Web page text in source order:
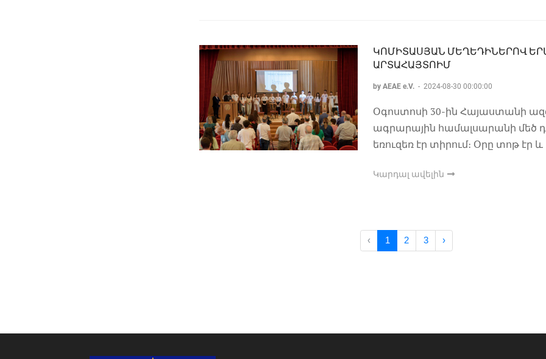
ԿՈՄԻՏԱՍՅԱՆ ՄԵՂԵԴԻՆԵՐՈՎ
ԱՐՏԱՀԱՅՏՈԻՄ
by AEAE e.V. - 2024-08-30 00:00:00
Օգոստոսի 30-ին Հայաստանի
ագրարային համալսարանի մեծ
եռուզեռ էր տիրում։ Օրը տոթ էր
Կարդալ ավելին
‹ 1 2 3 ›